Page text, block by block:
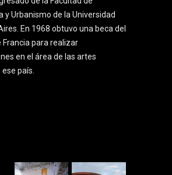
y Urbanismo de la Universidad
En 1968 obtuvo una beca del
Francia para realizar
en el área de las artes
país.